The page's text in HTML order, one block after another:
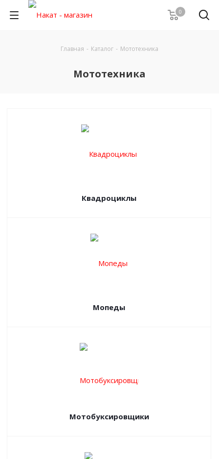
0
Главная - Каталог - Мототехника
Мототехника
Квадроциклы
Мопеды
Мотобуксировщики